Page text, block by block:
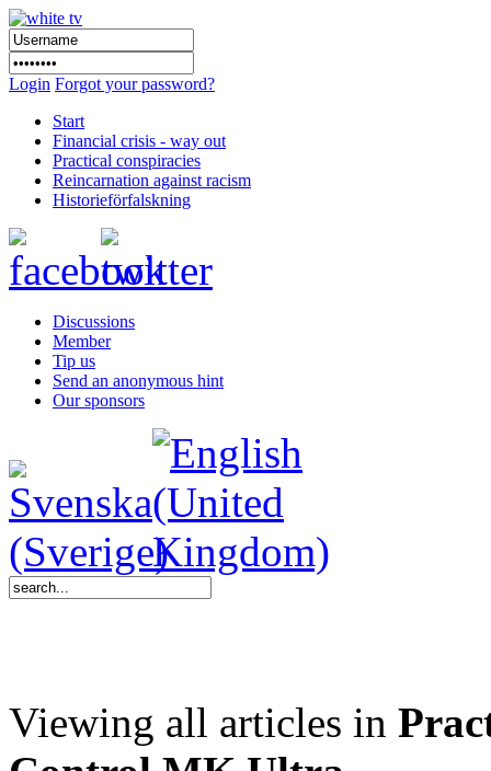
Login Forgot your password?
Start
Financial crisis - way out
Practical conspiracies
Reincarnation against racism
Historieförfalskning
Discussions
Member
Tip us
Send an anonymous hint
Our sponsors
Viewing all articles in